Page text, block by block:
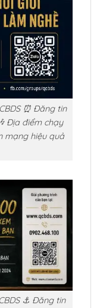
⏰ Đăng tin
Địa điểm chạy
mạng hiệu quả
⚓ Đăng tin